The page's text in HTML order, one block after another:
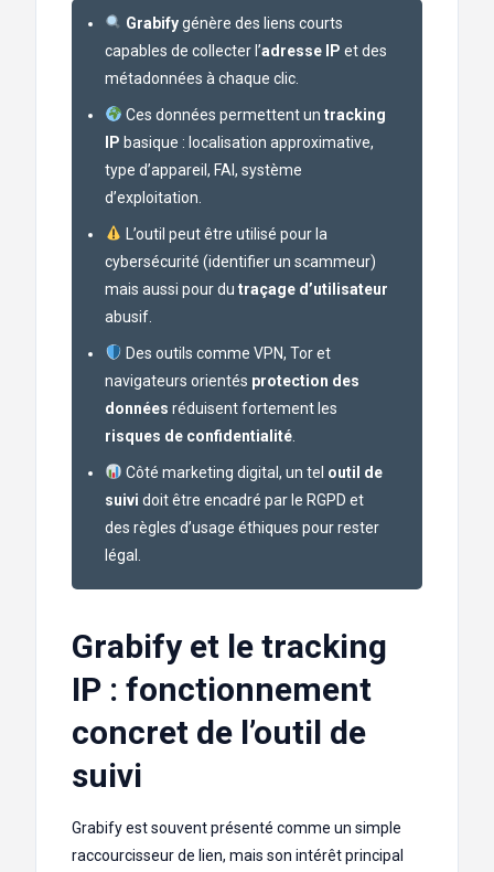
Grabifygénère des liens courts
capables de collecter l’adresse IP et des
métadonnées à chaque clic.
Ces données permettent un tracking
IP basique : localisation approximative,
type d’appareil, FAI, système
d’exploitation.
L’outil peut être utilisé pour la
cybersécurité (identifier un scammeur)
mais aussi pour du traçage d’utilisateur
abusif.
Des outils comme VPN, Tor et
navigateurs orientés protection des
données réduisent fortement les
risques de confidentialité
Côté marketing digital, un tel outil de
suivi doit être encadré par le RGPD et
des règles d’usage éthiques pour rester
légal.
Grabify et le tracking
IP : fonctionnement
concret de l’outil de
suivi
Grabify est souvent présenté comme un simple
raccourcisseur de lien, mais son intérêt principal